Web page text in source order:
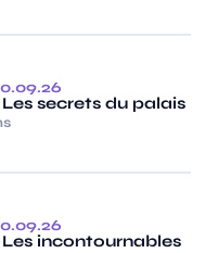
secrets du palais
incontournables